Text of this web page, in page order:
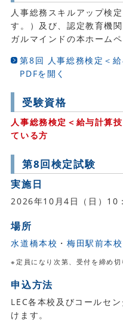
人事総務スキルアップ検
す。）及び、認定教育機
ガルマインドの本ホーム
第8回 人事総務検定＜
PDFを開く
受験資格
人事総務検定＜給与計算
ている方
第8回検定試験
実施日
2026年10月4日（日）10
場所
水道橋本校 梅田駅前本校
※定員になり次第、受付を締め切
申込方法
LEC各本校及びコールセ
けます。